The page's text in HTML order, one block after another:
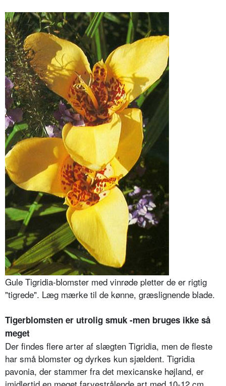
Gule Tigridia-blomster med vinrøde pletter de er rigtig
"tigrede". Læg mærke til de kønne, græslignende blade.
Tigerblomsten er utrolig smuk -men bruges ikke så
meget
Der findes flere arter af slægten Tigridia, men de fleste
har små blomster og dyrkes kun sjældent. Tigridia
pavonia, der stammer fra det mexicanske højland, er